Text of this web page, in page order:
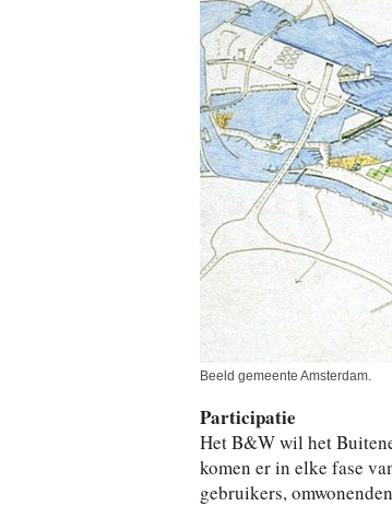
Beeld gemeente Amsterdam.
Participatie
Het B&W wil het
komen er in elke fase
gebruikers,